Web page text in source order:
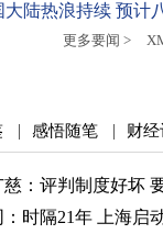
大陆热浪持续 预计
更多要闻 >
| 感悟随笔 | 财
慈：评判制度好坏
图
：时隔21年 上海启